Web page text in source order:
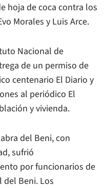
hoja de coca contra los
Morales y Luis Arce.
Nacional de
de un permiso de
centenario El Diario y
al periódico El
y vivienda.
del Beni, con
sufrió
por funcionarios de
Beni. Los